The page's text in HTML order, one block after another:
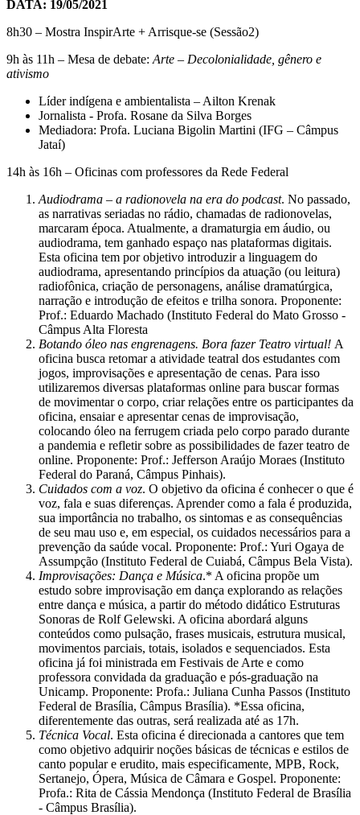
DATA: 19/05/2021
8h30 – Mostra InspirArte + Arrisque-se (Sessão2)
9h às 11h – Mesa de debate: Arte – Decolonialidade, gênero e
ativismo
Líder indígena e ambientalista – Ailton Krenak
Jornalista - Profa. Rosane da Silva Borges
Mediadora: Profa. Luciana Bigolin Martini (IFG – Câmpus
Jataí)
14h às 16h – Oficinas com professores da Rede Federal
Audiodrama – a radionovela na era do podcast. No passado,
as narrativas seriadas no rádio, chamadas de radionovelas,
marcaram época. Atualmente, a dramaturgia em áudio, ou
audiodrama, tem ganhado espaço nas plataformas digitais.
Esta oficina tem por objetivo introduzir a linguagem do
audiodrama, apresentando princípios da atuação (ou leitura)
radiofônica, criação de personagens, análise dramatúrgica,
narração e introdução de efeitos e trilha sonora. Proponente:
Prof.: Eduardo Machado (Instituto Federal do Mato Grosso -
Câmpus Alta Floresta
Botando óleo nas engrenagens. Bora fazer Teatro virtual! A
oficina busca retomar a atividade teatral dos estudantes com
jogos, improvisações e apresentação de cenas. Para isso
utilizaremos diversas plataformas online para buscar formas
de movimentar o corpo, criar relações entre os participantes da
oficina, ensaiar e apresentar cenas de improvisação,
colocando óleo na ferrugem criada pelo corpo parado durante
a pandemia e refletir sobre as possibilidades de fazer teatro de
online. Proponente: Prof.: Jefferson Araújo Moraes (Instituto
Federal do Paraná, Câmpus Pinhais).
Cuidados com a voz. O objetivo da oficina é conhecer o que é
voz, fala e suas diferenças. Aprender como a fala é produzida,
sua importância no trabalho, os sintomas e as consequências
de seu mau uso e, em especial, os cuidados necessários para a
prevenção da saúde vocal. Proponente: Prof.: Yuri Ogaya de
Assumpção (Instituto Federal de Cuiabá, Câmpus Bela Vista).
Improvisações: Dança e Música.* A oficina propõe um
estudo sobre improvisação em dança explorando as relações
entre dança e música, a partir do método didático Estruturas
Sonoras de Rolf Gelewski. A oficina abordará alguns
conteúdos como pulsação, frases musicais, estrutura musical,
movimentos parciais, totais, isolados e sequenciados. Esta
oficina já foi ministrada em Festivais de Arte e como
professora convidada da graduação e pós-graduação na
Unicamp. Proponente: Profa.: Juliana Cunha Passos (Instituto
Federal de Brasília, Câmpus Brasília). *Essa oficina,
diferentemente das outras, será realizada até as 17h.
Técnica Vocal. Esta oficina é direcionada a cantores que tem
como objetivo adquirir noções básicas de técnicas e estilos de
canto popular e erudito, mais especificamente, MPB, Rock,
Sertanejo, Ópera, Música de Câmara e Gospel. Proponente:
Profa.: Rita de Cássia Mendonça (Instituto Federal de Brasília
- Câmpus Brasília).